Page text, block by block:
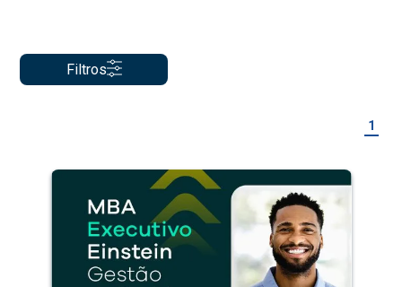
Filtros
1